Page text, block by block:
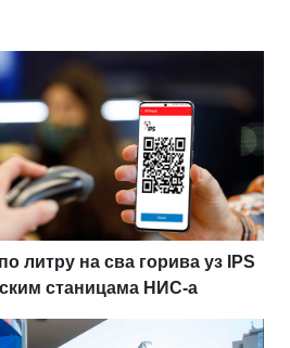
литру на сва горива уз IPS
станицама НИС-а